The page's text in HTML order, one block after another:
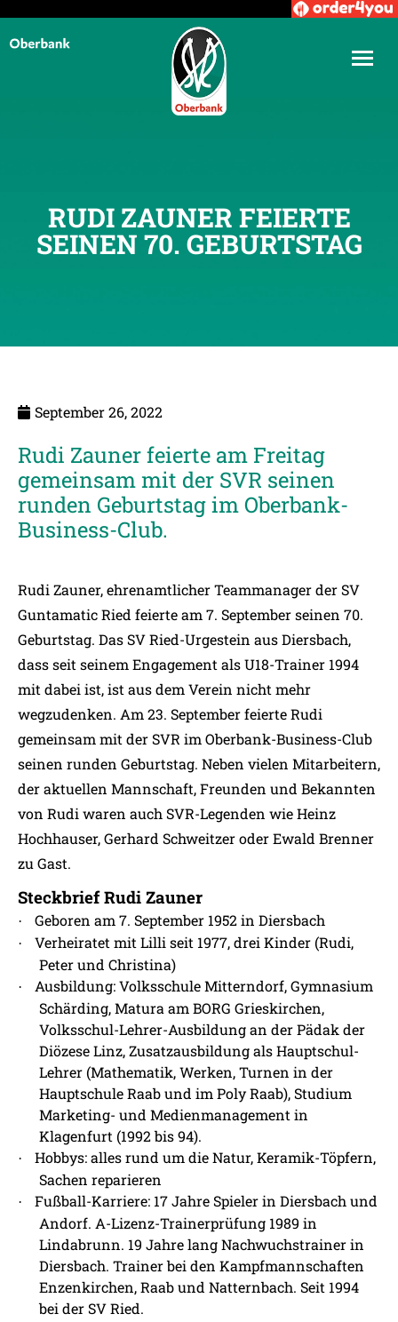
RUDI ZAUNER FEIERTE
SEINEN 70. GEBURTSTAG
September 26, 2022
Rudi Zauner feierte am Freitag
gemeinsam mit der SVR seinen
runden Geburtstag im Oberbank-
Business-Club.
Rudi Zauner, ehrenamtlicher Teammanager der SV
Guntamatic Ried feierte am 7. September seinen 70.
Geburtstag. Das SV Ried-Urgestein aus Diersbach,
dass seit seinem Engagement als U18-Trainer 1994
mit dabei ist, ist aus dem Verein nicht mehr
wegzudenken. Am 23. September feierte Rudi
gemeinsam mit der SVR im Oberbank-Business-Club
seinen runden Geburtstag. Neben vielen Mitarbeitern,
der aktuellen Mannschaft, Freunden und Bekannten
von Rudi waren auch SVR-Legenden wie Heinz
Hochhauser, Gerhard Schweitzer oder Ewald Brenner
zu Gast.
Steckbrief Rudi Zauner
· Geboren am 7. September 1952 in Diersbach
·
Verheiratet mit Lilli seit 1977, drei Kinder (Rudi,
Peter und Christina)
·
Ausbildung: Volksschule Mitterndorf, Gymnasium
Schärding, Matura am BORG Grieskirchen,
Volksschul-Lehrer-Ausbildung an der Pädak der
Diözese Linz, Zusatzausbildung als Hauptschul-
Lehrer (Mathematik, Werken, Turnen in der
Hauptschule Raab und im Poly Raab), Studium
Marketing- und Medienmanagement in
Klagenfurt (1992 bis 94).
·
Hobbys: alles rund um die Natur, Keramik-Töpfern,
Sachen reparieren
·
Fußball-Karriere: 17 Jahre Spieler in Diersbach und
Andorf. A-Lizenz-Trainerprüfung 1989 in
Lindabrunn. 19 Jahre lang Nachwuchstrainer in
Diersbach. Trainer bei den Kampfmannschaften
Enzenkirchen, Raab und Natternbach. Seit 1994
bei der SV Ried.